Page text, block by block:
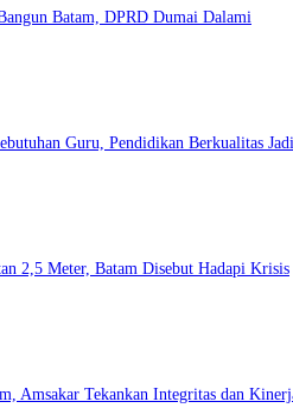
Batam, DPRD Dumai Dalami
Guru, Pendidikan Berkualitas Jadi
2,5 Meter, Batam Disebut Hadapi Krisis
Amsakar Tekankan Integritas dan